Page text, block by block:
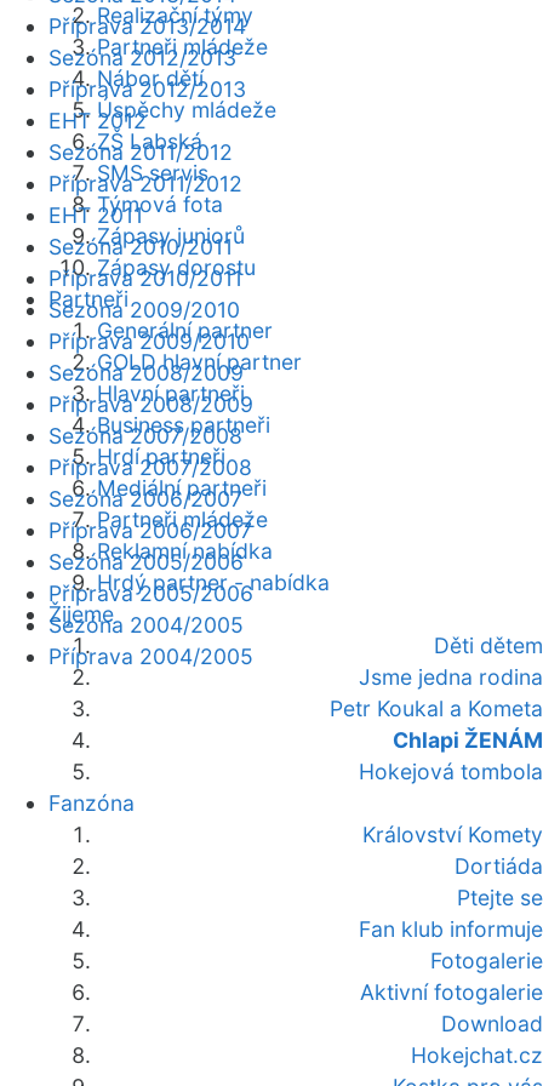
Realizační týmy
Partneři mládeže
Nábor dětí
Úspěchy mládeže
ZŠ Labská
SMS servis
Týmová fota
Zápasy juniorů
Zápasy dorostu
Partneři
Generální partner
GOLD hlavní partner
Hlavní partneři
Business partneři
Hrdí partneři
Mediální partneři
Partneři mládeže
Reklamní nabídka
Hrdý partner - nabídka
Žijeme
Děti dětem
Jsme jedna rodina
Petr Koukal a Kometa
Chlapi ŽENÁM
Hokejová tombola
Fanzóna
Království Komety
Dortiáda
Ptejte se
Fan klub informuje
Fotogalerie
Aktivní fotogalerie
Download
Hokejchat.cz
Příprava 2013/2014
Sezóna 2012/2013
Příprava 2012/2013
EHT 2012
Sezóna 2011/2012
Příprava 2011/2012
EHT 2011
Sezóna 2010/2011
Příprava 2010/2011
Sezóna 2009/2010
Příprava 2009/2010
Sezóna 2008/2009
Příprava 2008/2009
Sezóna 2007/2008
Příprava 2007/2008
Sezóna 2006/2007
Příprava 2006/2007
Sezóna 2005/2006
Příprava 2005/2006
Sezóna 2004/2005
Příprava 2004/2005